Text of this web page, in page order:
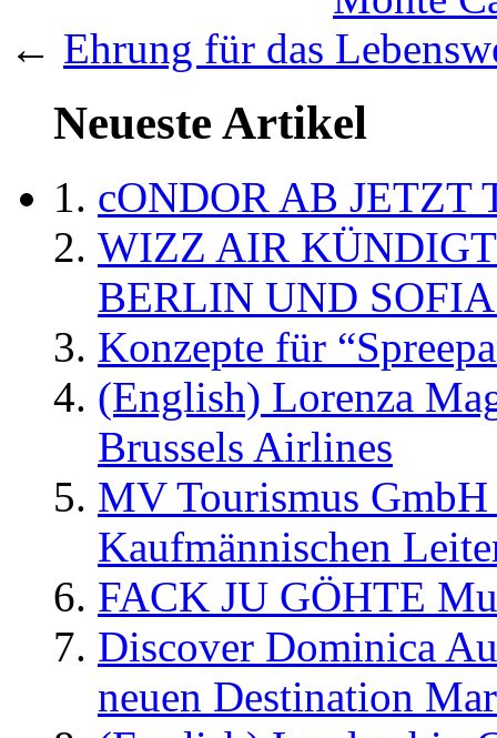
← Ehrung für das
Neueste Artikel
cONDOR AB
WIZZ AIR
BERLIN UND
Konzepte für
(English) Lorenza
Brussels Airlines
MV Tourismus
Kaufmännischen
FACK JU GÖHTE
Discover Dominica
neuen Destination